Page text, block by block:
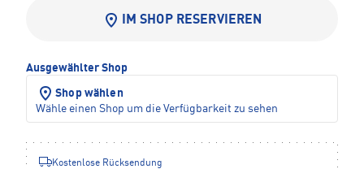
IM SHOP RESERVIEREN
Ausgewählter Shop
Shop wählen
Wähle einen Shop um die Verfügbarkeit zu sehen
Kostenlose Rücksendung